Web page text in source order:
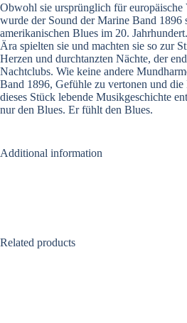
Obwohl sie ursprünglich für europäische
wurde der Sound der Marine Band 1896
amerikanischen Blues im 20.
Ära spielten sie und machten sie so zur
Herzen und durchtanzten Nächte, der
Nachtclubs. Wie keine andere
Band 1896, Gefühle zu vertonen und
dieses Stück lebende Musikgeschichte
nur den Blues. Er fühlt den Blues.
Additional information
Related products